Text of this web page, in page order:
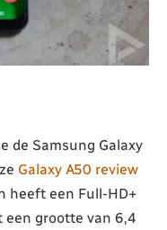
de Samsung Galaxy
Galaxy A50 review
heeft een Full-HD+
een grootte van 6,4